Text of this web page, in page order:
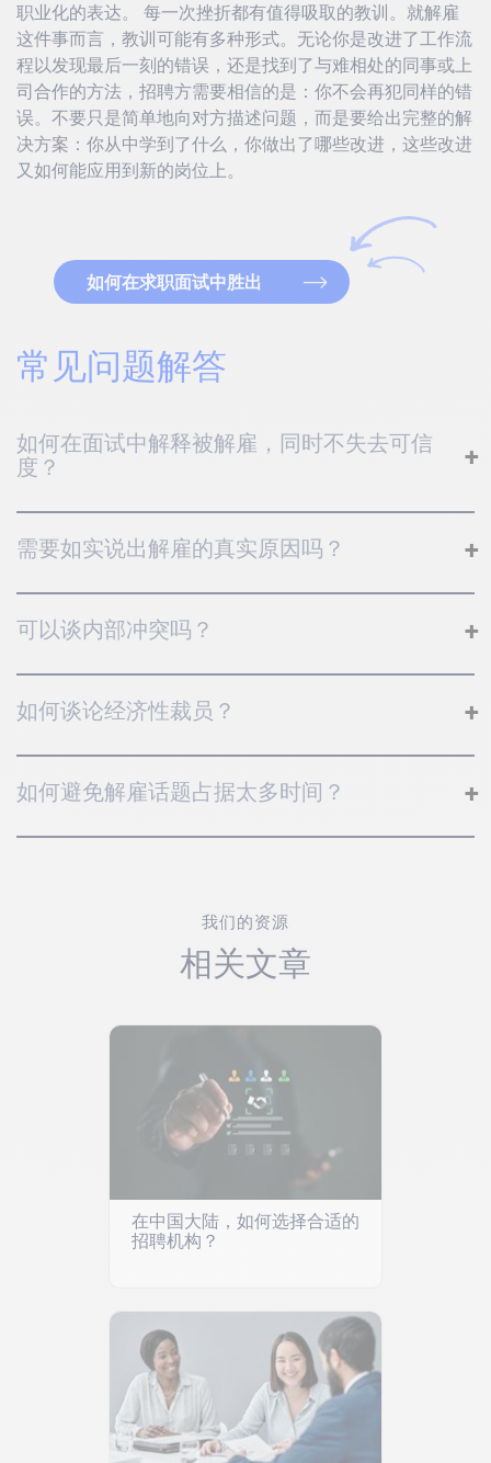
职业化的表达。 每一次挫折都有值得吸取的教训。就解雇
这件事而言，教训可能有多种形式。无论你是改进了工作流
程以发现最后一刻的错误，还是找到了与难相处的同事或上
司合作的方法，招聘方需要相信的是：你不会再犯同样的错
误。不要只是简单地向对方描述问题，而是要给出完整的解
决方案：你从中学到了什么，你做出了哪些改进，这些改进
又如何能应用到新的岗位上。
如何在求职面试中胜出
常见问题解答
如何在面试中解释被解雇，同时不失去可信
度？
需要如实说出解雇的真实原因吗？
可以谈内部冲突吗？
如何谈论经济性裁员？
如何避免解雇话题占据太多时间？
我们的资源
相关文章
在中国大陆，如何选择合适的
招聘机构？